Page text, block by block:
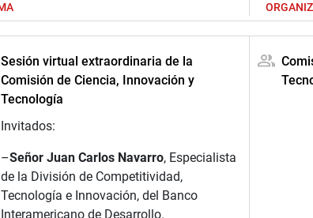
Sesión virtual extraordinaria de la
Comisión de Ciencia, Innovación y
Tecnología
Invitados:
–Señor Juan Carlos Navarro, Especialista
de la División de Competitividad,
Tecnología e Innovación, del Banco
Interamericano de Desarrollo.